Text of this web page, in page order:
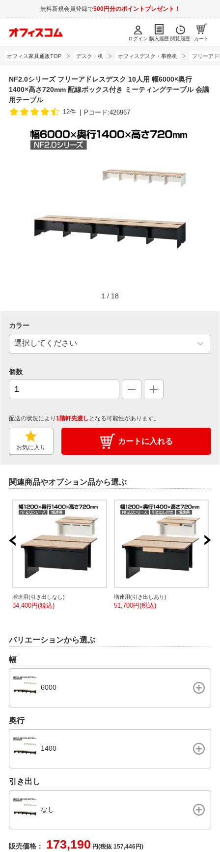
無料新規会員登録で500円分のポイントプレゼント！
ログイン 購入履歴 閲覧履歴 カート
オフィス家具通販TOP デスク・机 オフィスデスク・事務机 フリーア
NF2.0シリーズ フリーアドレスデスク 10人用 幅6000×奥行
1400×高さ720mm 配線ボックス付き ミーティングテーブル 会議
用テーブル
12件 Pコード:426967
1 / 18
カラー
個数
配送の状況により 1階軒先渡し となる可能性があります。
お気に入り
カートに入れる
関連商品やオプション品から選ぶ
増連用(引き出しなし)
34,400円(税込)
増連用(引き出しあり)
51,700円(税込)
バリエーションから選ぶ
幅
6000
奥行
1400
引き出し
なし
販売価格： 173,190 円(税抜 157,446円)